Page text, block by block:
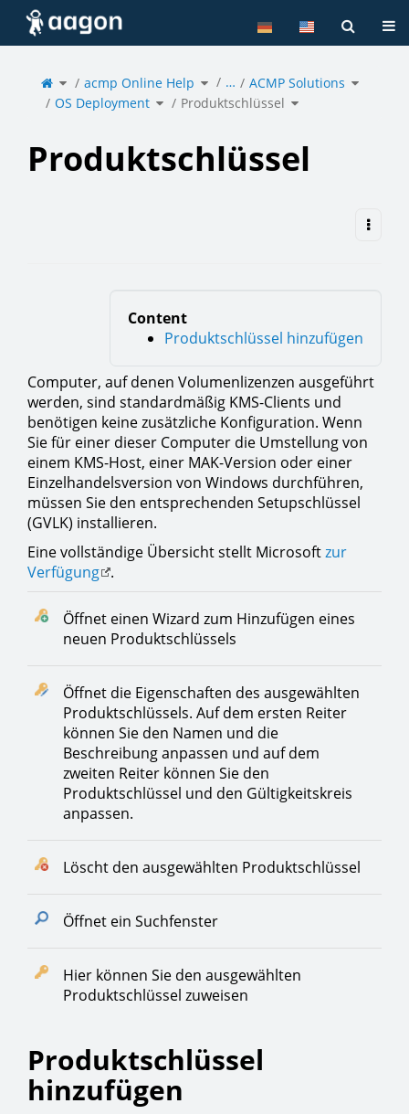
Home
Toggle
the
parent
tree
of
Produktschlüssel.
acmp Online Help Toggle
the
hierarchy
tree
under
acmp
Online
Help.
… ACMP Solutions Toggle
the
hierarchy
tree
OS Deployment Toggle
the
hierarchy
tree
Produktschlüssel Toggle
the
hierarchy
tree
Produktschlüssel
Content
Produktschlüssel hinzufügen
Computer, auf denen Volumenlizenzen ausgeführt
werden, sind standardmäßig KMS-Clients und
benötigen keine zusätzliche Konfiguration. Wenn
Sie für einer dieser Computer die Umstellung von
einem KMS-Host, einer MAK-Version oder einer
Einzelhandelsversion von Windows durchführen,
müssen Sie den entsprechenden Setupschlüssel
(GVLK) installieren.
Eine vollständige Übersicht stellt Microsoftzur
Verfügung .
Öffnet einen Wizard zum Hinzufügen eines
neuen Produktschlüssels
Öffnet die Eigenschaften des ausgewählten
Produktschlüssels. Auf dem ersten Reiter
können Sie den Namen und die
Beschreibung anpassen und auf dem
zweiten Reiter können Sie den
Produktschlüssel und den Gültigkeitskreis
anpassen.
Löscht den ausgewählten Produktschlüssel
Öffnet ein Suchfenster
Hier können Sie den ausgewählten
Produktschlüssel zuweisen
Produktschlüssel
hinzufügen